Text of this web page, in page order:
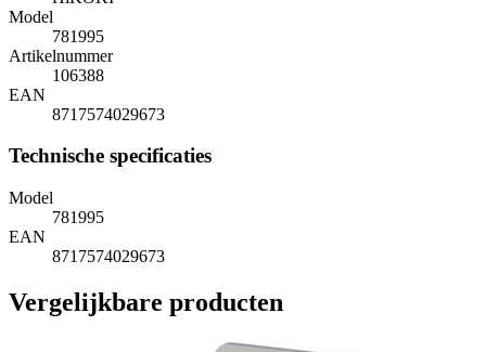
Model
781995
Artikelnummer
106388
EAN
8717574029673
Technische specificaties
Model
781995
EAN
8717574029673
Vergelijkbare producten